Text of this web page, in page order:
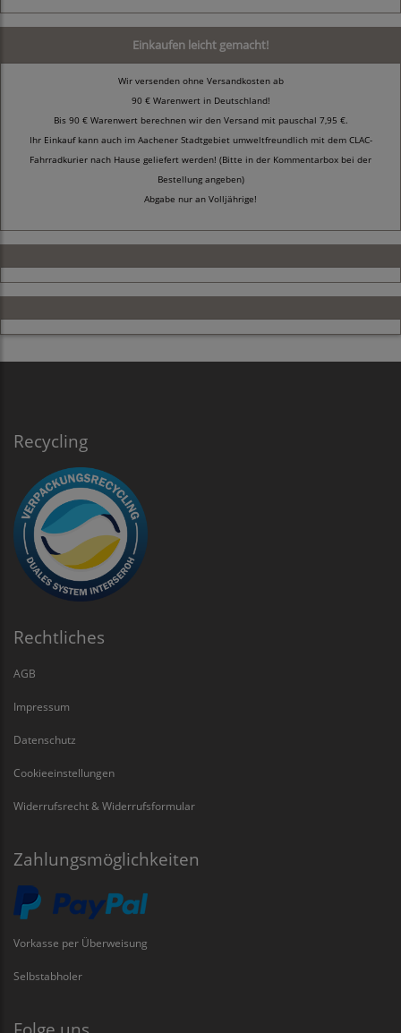
Einkaufen leicht gemacht!
Wir versenden ohne Versandkosten ab
90 € Warenwert in Deutschland!
Bis 90 € Warenwert berechnen wir den Versand mit pauschal 7,95 €.
Ihr Einkauf kann auch im Aachener Stadtgebiet umweltfreundlich mit dem CLAC-
Fahrradkurier nach Hause geliefert werden! (Bitte in der Kommentarbox bei der
Bestellung angeben)
Abgabe nur an Volljährige!
Recycling
Rechtliches
AGB
Impressum
Datenschutz
Cookieeinstellungen
Widerrufsrecht & Widerrufsformular
Zahlungsmöglichkeiten
Vorkasse per Überweisung
Selbstabholer